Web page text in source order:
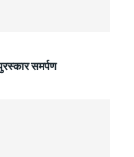
समर्पण